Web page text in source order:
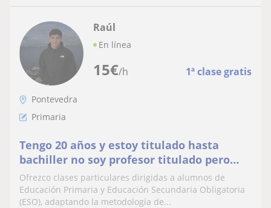
15€/h 1ª clase gratis
Raúl
En línea
Pontevedra
Primaria
Tengo 20 años y estoy titulado hasta
bachiller no soy profesor titulado pero
puedo ayudarte con tu tareas sin ningún
problema.
Ofrezco clases particulares dirigidas a alumnos de
Educación Primaria y Educación Secundaria Obligatoria
(ESO), adaptando la metodología de...